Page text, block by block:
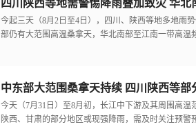
今起三天（8月2日至4日），四川、陕西等地多地雨
部仍有大范围高温桑拿天，华北南部至江南一带高温
中东部大范围桑拿天持续 四川陕西等部
今天（7月31日）至8月初，长江中下游及其周围高温
陕西、甘肃的部分地区或现强降雨，需及时关注预警